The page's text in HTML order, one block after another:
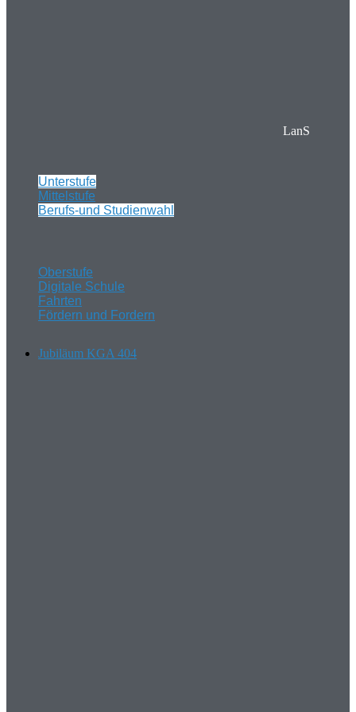
LanS
Unterstufe
Mittelstufe
Berufs-und Studienwahl
Oberstufe
Digitale Schule
Fahrten
Fördern und Fordern
Jubiläum KGA 404